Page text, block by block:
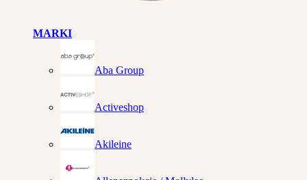
MARKI
Aba Group
Activeshop
Akileine